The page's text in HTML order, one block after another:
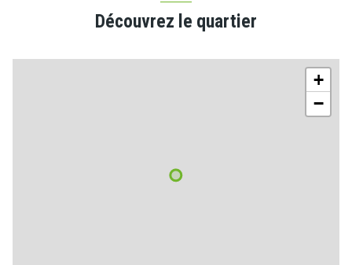
Découvrez le quartier
+
−